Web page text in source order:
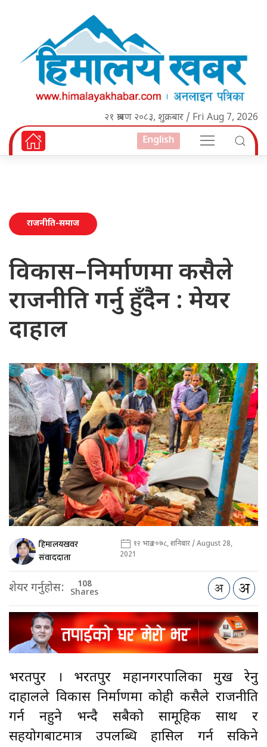
२१ श्रावण २०८३, शुक्रबार / Fri Aug 7, 2026
English
राजनीति-समाज
विकास–निर्माणमा कसैले
राजनीति गर्नु हुँदैन : मेयर
दाहाल
हिमालयखवर
संवाददाता
१२ भाद्र २०७८, शनिबार / August 28,
2021
शेयर गर्नुहोस: 108
Shares
भरतपुर । भरतपुर महानगरपालिका प्रमुख रेनु
दाहालले विकास निर्माणमा कोही कसैले राजनीति
गर्न नहुने भन्दै सबैको सामूहिक साथ र
सहयोगबाटमात्र उपलब्धि हासिल गर्न सकिने